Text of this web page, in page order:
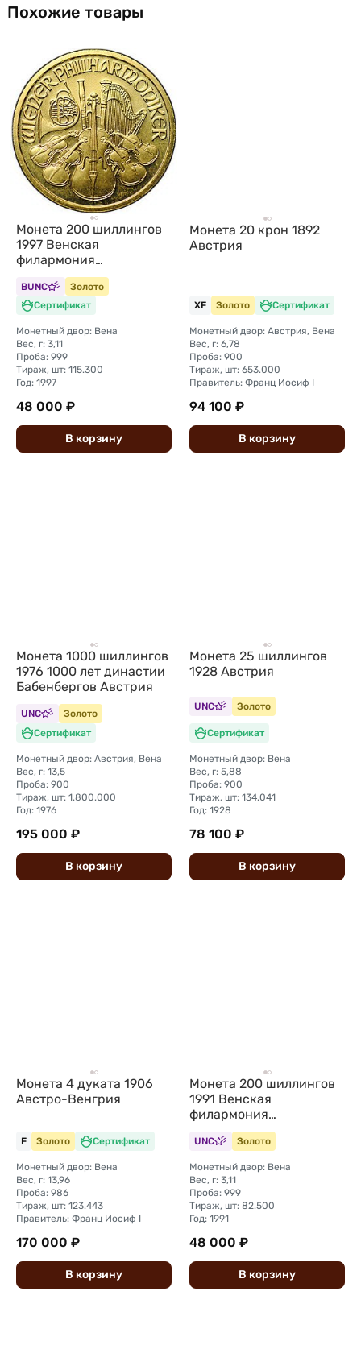
Похожие товары
Монета 200 шиллингов
1997 Венская
филармония
(филармоникер)
Австрия
BUNC
Золото
Сертификат
Монетный двор: Вена
Вес, г: 3,11
Проба: 999
Тираж, шт: 115.300
Год: 1997
48 000 ₽
В корзину
Монета 20 крон 1892
Австрия
XF Золото Сертификат
Монетный двор: Австрия, Вена
Вес, г: 6,78
Проба: 900
Тираж, шт: 653.000
Правитель: Франц Иосиф I
94 100 ₽
В корзину
Монета 1000 шиллингов
1976 1000 лет династии
Бабенбергов Австрия
UNC
Золото
Сертификат
Монетный двор: Австрия, Вена
Вес, г: 13,5
Проба: 900
Тираж, шт: 1.800.000
Год: 1976
195 000 ₽
В корзину
Монета 25 шиллингов
1928 Австрия
UNC Золото
Сертификат
Монетный двор: Вена
Вес, г: 5,88
Проба: 900
Тираж, шт: 134.041
Год: 1928
78 100 ₽
В корзину
Монета 4 дуката 1906
Австро-Венгрия
F Золото Сертификат
Монетный двор: Вена
Вес, г: 13,96
Проба: 986
Тираж, шт: 123.443
Правитель: Франц Иосиф I
170 000 ₽
В корзину
Монета 200 шиллингов
1991 Венская
филармония
(филармоникер)
Австрия
UNC Золото
Монетный двор: Вена
Вес, г: 3,11
Проба: 999
Тираж, шт: 82.500
Год: 1991
48 000 ₽
В корзину